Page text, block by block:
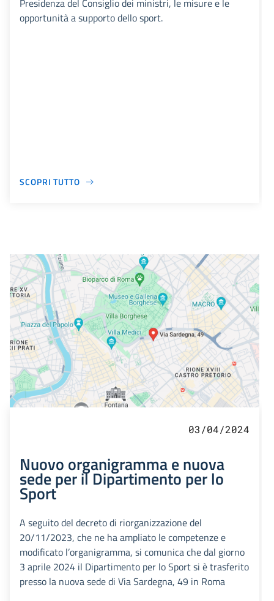
Presidenza del Consiglio dei ministri, le misure e le
opportunità a supporto dello sport.
SCOPRI TUTTO
03/04/2024
Nuovo organigramma e nuova
sede per il Dipartimento per lo
Sport
A seguito del decreto di riorganizzazione del
20/11/2023, che ne ha ampliato le competenze e
modificato l’organigramma, si comunica che dal giorno
3 aprile 2024 il Dipartimento per lo Sport si è trasferito
presso la nuova sede di Via Sardegna, 49 in Roma